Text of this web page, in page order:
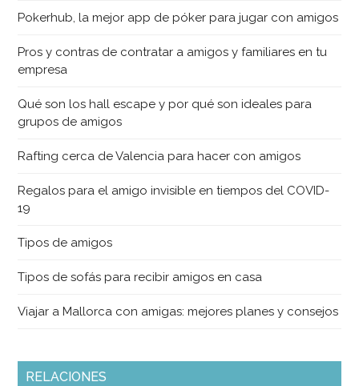
Pokerhub, la mejor app de póker para jugar con amigos
Pros y contras de contratar a amigos y familiares en tu
empresa
Qué son los hall escape y por qué son ideales para
grupos de amigos
Rafting cerca de Valencia para hacer con amigos
Regalos para el amigo invisible en tiempos del COVID-
19
Tipos de amigos
Tipos de sofás para recibir amigos en casa
Viajar a Mallorca con amigas: mejores planes y consejos
RELACIONES